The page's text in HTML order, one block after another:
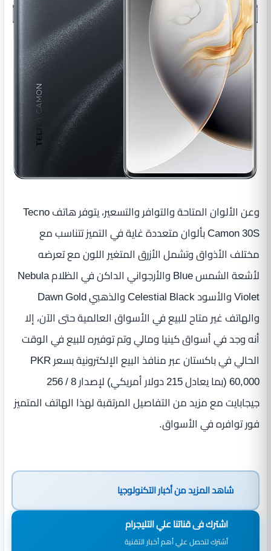
وعن الألوان المتاحة والتوافر والتسعير، يتوفر هاتف Tecno
Camon 30S بألوان متعددة غاية في التميز تتناسب مع
مختلف الأذواق وتشمل الأزرق المتغير اللون مع تعرضه
لأشعة الشمس Blue والأرجواني الداكن في الظلام Nebula
Violet والأسود Celestial Black والذهبي Dawn Gold
والهاتف غير متاح للبيع في الأسواق العالمية حتى الآن، إلا
أنه وجد في أسواق كينيا ومالي وتم توفيره للبيع في الوقت
الحالي في باكستان عبر منافذ البيع الإلكترونية بسعر PKR
60,000 (بما يعادل 215 دولار أمريكي) لإصدار 8 / 256
جيجابايت مع مزيد من التفاصيل المرتقبة لهذا الهاتف المتميز
فور توافره في الأسواق.
شاهد المزيد منأخبار التكنولوجيا
اشترك فى قناتنا علي التليجرام
أشترك لتحصل علي أهم أخبار التقنية